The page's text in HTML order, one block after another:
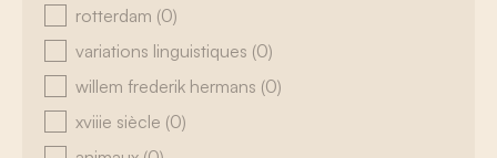
rotterdam (0)
variations linguistiques (0)
willem frederik hermans (0)
xviiie siècle (0)